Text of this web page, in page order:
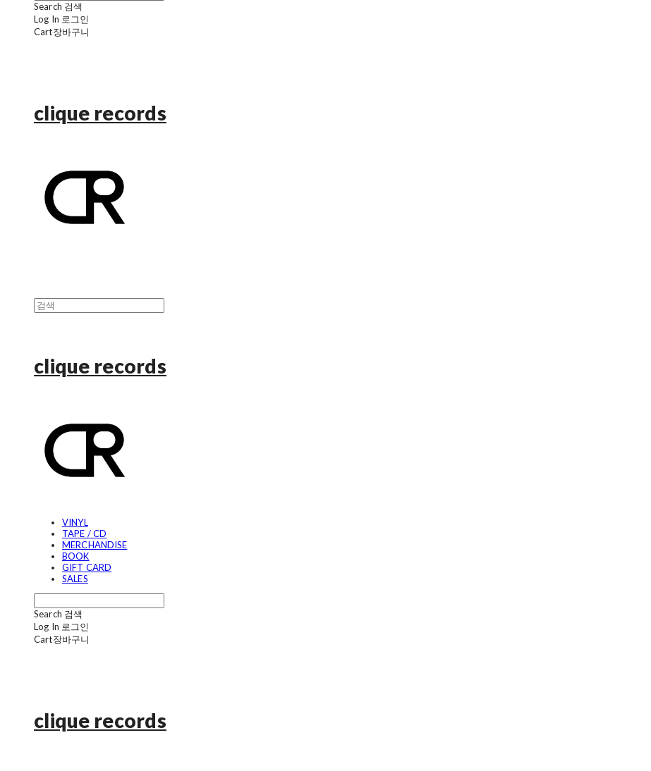
Search 검색
Log In 로그인
Cart장바구니
clique records
clique records
VINYL
TAPE / CD
MERCHANDISE
BOOK
GIFT CARD
SALES
Search 검색
Log In 로그인
Cart장바구니
clique records